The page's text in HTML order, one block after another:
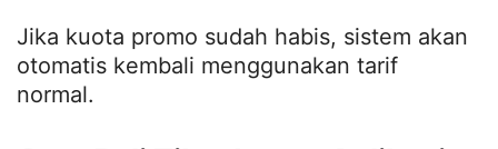
Jika kuota promo sudah habis, sistem akan
otomatis kembali menggunakan tarif
normal.